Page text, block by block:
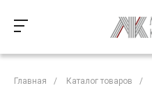
Главная / Каталог товаров /